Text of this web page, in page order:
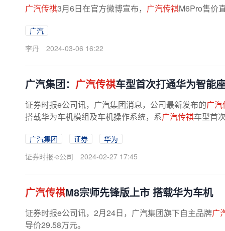
广汽传祺3月6日在官方微博宣布， 广汽传祺M6Pro售价
广汽
李丹
2024-03-06 16:22
广汽集团： 广汽传祺车型首次打通华为智能
证券时报e公司讯，广汽集团消息，公司最新发布的广汽
搭载华为车机模组及车机操作系统，系广汽传祺车型首
广汽集团 证券
华为
证券时报·e公司
2024-02-27 17:45
广汽传祺M8宗师先锋版上市 搭载华为车机
证券时报e公司讯，2月24日，广汽集团旗下自主品牌广
导价29.58万元。